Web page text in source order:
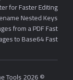
for Faster Editing
Nested Keys
from a PDF Fast
to Base64 Fast